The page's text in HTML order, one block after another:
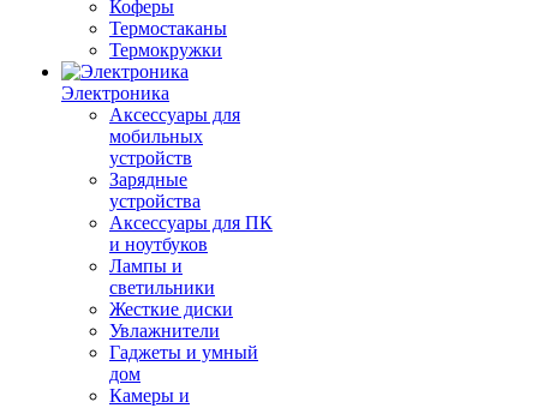
Коферы
Термостаканы
Термокружки
Электроника
Аксессуары для
мобильных
устройств
Зарядные
устройства
Аксессуары для ПК
и ноутбуков
Лампы и
светильники
Жесткие диски
Увлажнители
Гаджеты и умный
дом
Камеры и